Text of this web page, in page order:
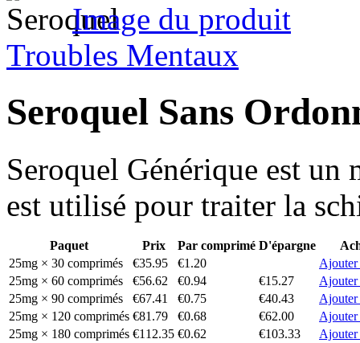
Image du produit
Troubles Mentaux
Seroquel Sans
Seroquel Générique est
est utilisé pour traiter la
Paquet Prix Par comprimé D'épargne
25mg × 30 comprimés
€35.95 €1.20
Ajouter
25mg × 60 comprimés
€56.62 €0.94 €15.27
Ajouter
25mg × 90 comprimés
€67.41 €0.75 €40.43
Ajouter
25mg × 120 comprimés €81.79 €0.68 €62.00
Ajouter
25mg × 180 comprimés €112.35 €0.62 €103.33
Ajouter